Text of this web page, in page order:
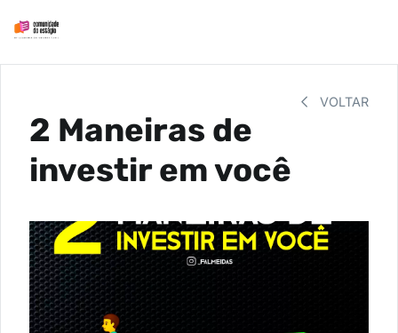
VOLTAR
2 Maneiras de
investir em você